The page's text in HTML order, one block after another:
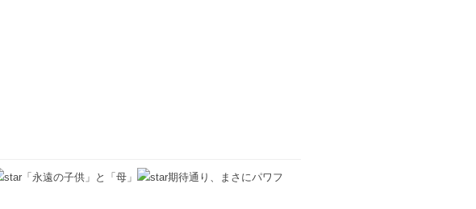
「永遠の子供」と「母」
期待通り、まさにパワフ